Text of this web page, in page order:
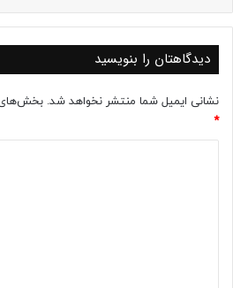
دیدگاهتان را بنویسید
نشانی ایمیل شما منتشر نخواهد شد. بخش‌های
*